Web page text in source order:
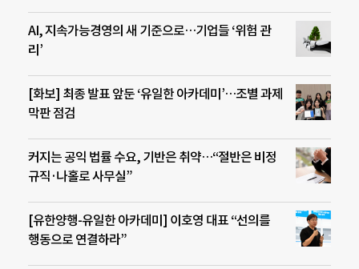
AI, 지속가능경영의 새 기준으로…기업들 ‘위험 관
리’
[화보] 최종 발표 앞둔 ‘유일한 아카데미’…조별 과제
막판 점검
커지는 공익 법률 수요, 기반은 취약…“절반은 비정
규직·나홀로 사무실”
[유한양행-유일한 아카데미] 이호영 대표 “선의를
행동으로 연결하라”